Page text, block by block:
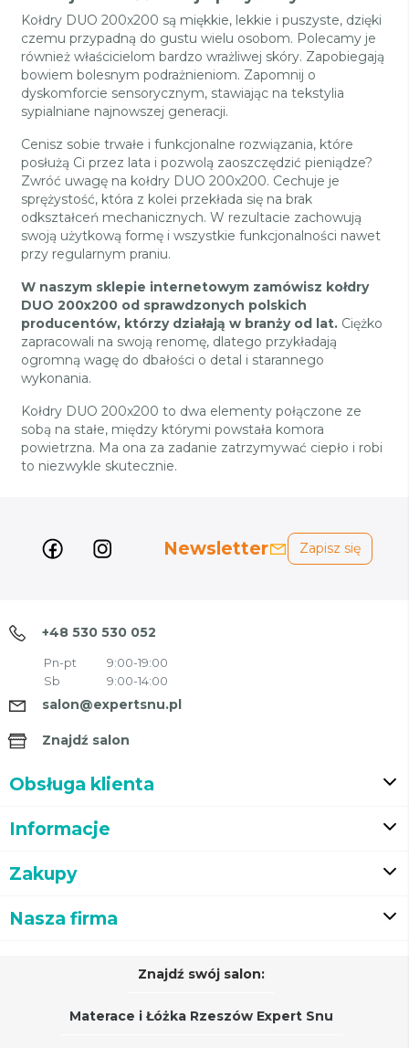
Kołdry DUO 200x200 są miękkie, lekkie i puszyste, dzięki
czemu przypadną do gustu wielu osobom. Polecamy je
również właścicielom bardzo wrażliwej skóry. Zapobiegają
bowiem bolesnym podrażnieniom. Zapomnij o
dyskomforcie sensorycznym, stawiając na tekstylia
sypialniane najnowszej generacji.
Cenisz sobie trwałe i funkcjonalne rozwiązania, które
posłużą Ci przez lata i pozwolą zaoszczędzić pieniądze?
Zwróć uwagę na kołdry DUO 200x200. Cechuje je
sprężystość, która z kolei przekłada się na brak
odkształceń mechanicznych. W rezultacie zachowują
swoją użytkową formę i wszystkie funkcjonalności nawet
przy regularnym praniu.
W naszym sklepie internetowym zamówisz kołdry
DUO 200x200 od sprawdzonych polskich
producentów, którzy działają w branży od lat. Ciężko
zapracowali na swoją renomę, dlatego przykładają
ogromną wagę do dbałości o detal i starannego
wykonania.
Kołdry DUO 200x200 to dwa elementy połączone ze
sobą na stałe, między którymi powstała komora
powietrzna. Ma ona za zadanie zatrzymywać ciepło i robi
to niezwykle skutecznie.
Newsletter Zapisz się
+48 530 530 052
Pn-pt
9:00-19:00
Sb
9:00-14:00
salon@expertsnu.pl
Znajdź salon
Obsługa klienta
Informacje
Zakupy
Nasza firma
Znajdź swój salon:
Materace i Łóżka Rzeszów Expert Snu